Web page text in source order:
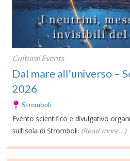
Cultural Events
Dal mare all'universo –
2026
Stromboli
Evento scientifico e divulgativo
sull’isola di Stromboli. (Read more...)